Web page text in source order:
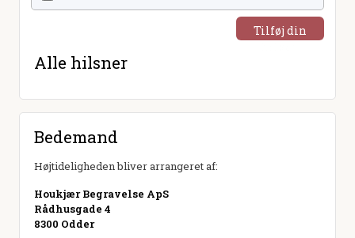
Tilføj din
Alle hilsner
Bedemand
Højtideligheden bliver arrangeret af:
Houkjær Begravelse ApS
Rådhusgade 4
8300 Odder